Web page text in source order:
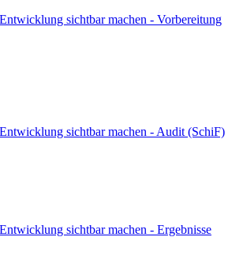
sichtbar machen - Vorbereitung
sichtbar machen - Audit (SchiF)
sichtbar machen - Ergebnisse